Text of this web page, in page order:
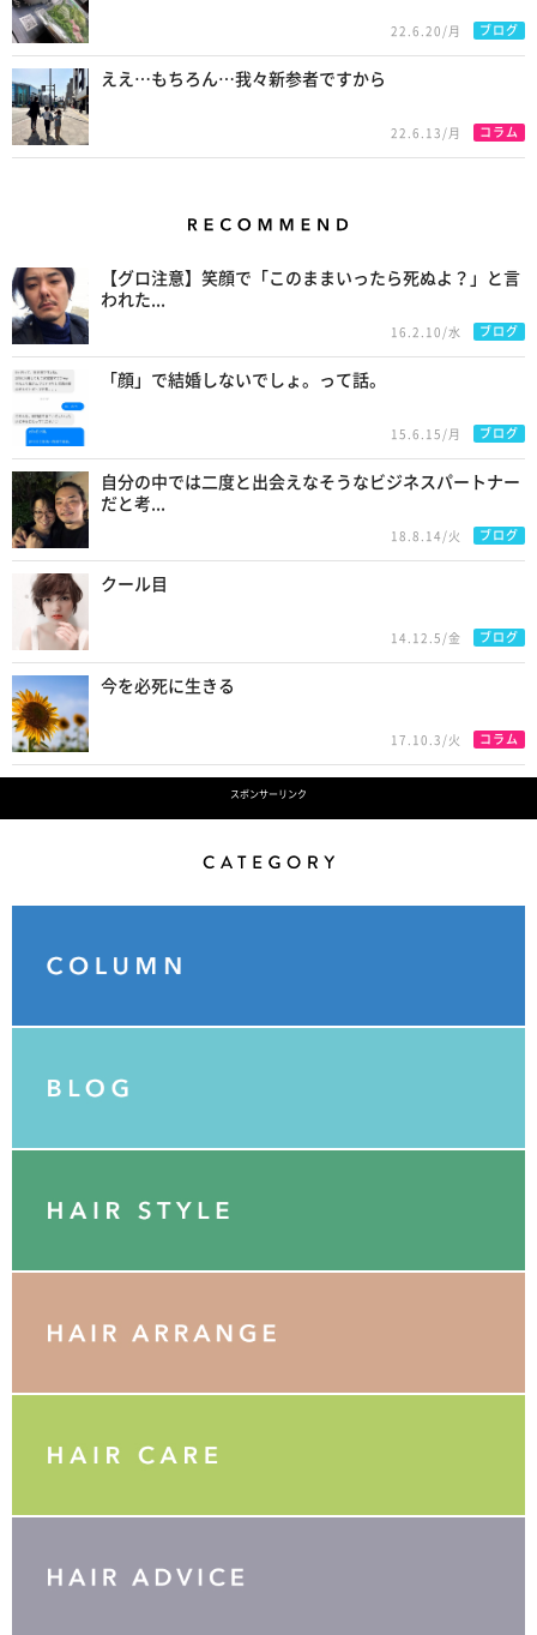
22.6.20/月 ブログ
ええ…もちろん…我々新参者ですから
22.6.13/月 コラム
【グロ注意】笑顔で「このままいったら死ぬよ？」と言
われた...
16.2.10/水 ブログ
「顔」で結婚しないでしょ。って話。
15.6.15/月 ブログ
自分の中では二度と出会えなそうなビジネスパートナー
だと考...
18.8.14/火 ブログ
クール目
14.12.5/金 ブログ
今を必死に生きる
17.10.3/火 コラム
スポンサーリンク